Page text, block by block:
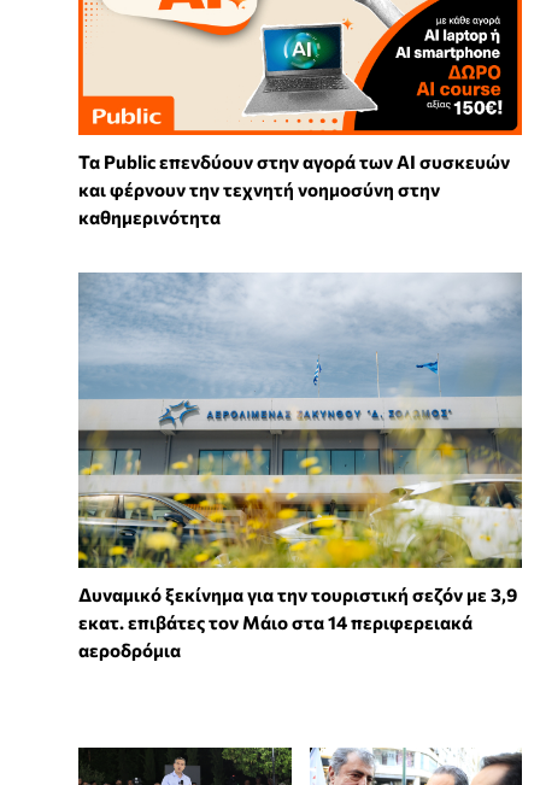
Τα Public επενδύουν στην αγορά των AI συσκευών
και φέρνουν την τεχνητή νοημοσύνη στην
καθημερινότητα
Δυναμικό ξεκίνημα για την τουριστική σεζόν με 3,9
εκατ. επιβάτες τον Μάιο στα 14 περιφερειακά
αεροδρόμια